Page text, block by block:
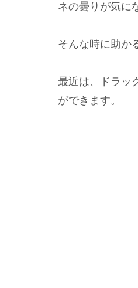
ネの曇りが気に
そんな時に助か
最近は、ドラッ
ができます。